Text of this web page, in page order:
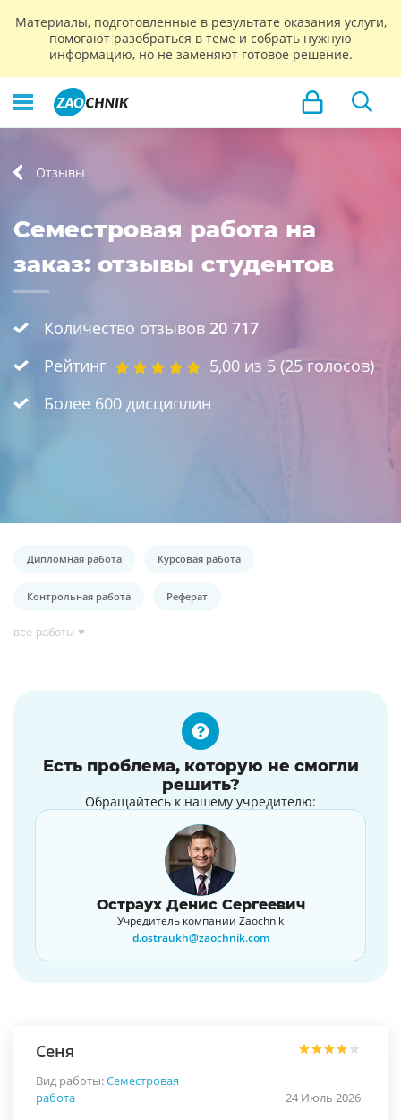
Материалы, подготовленные в результате оказания услуги,
помогают разобраться в теме и собрать нужную
информацию, но не заменяют готовое решение.
Отзывы
Семестровая работа на
заказ: отзывы студентов
Количество отзывов 20 717
Рейтинг
5,00 из 5 (25голосов)
Более 600 дисциплин
Дипломная работа Курсовая работа
Контрольная работа Реферат
все работы
Есть проблема, которую не смогли
решить?
Обращайтесь к нашему учредителю:
Остраух Денис Сергеевич
Учредитель компании Zaochnik
d.ostraukh@zaochnik.com
Сеня
Вид работы:Семестровая
работа
24 Июль 2026